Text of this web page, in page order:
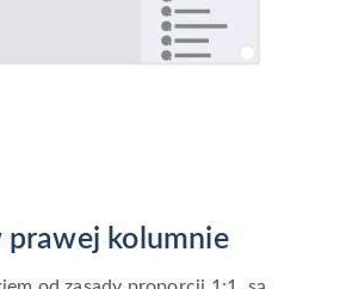
prawej kolumnie